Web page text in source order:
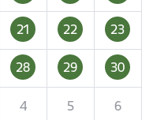
21 22 23
28 29 30
4 5 6